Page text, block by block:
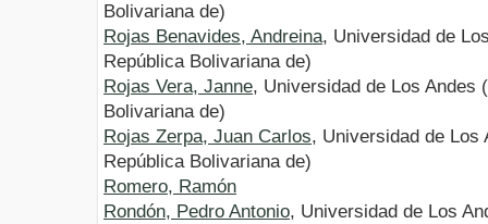
Bolivariana de)
Rojas Benavides, Andreina, Universidad de
República Bolivariana de)
Rojas Vera, Janne, Universidad de Los Andes
Bolivariana de)
Rojas Zerpa, Juan Carlos, Universidad de Los
República Bolivariana de)
Romero, Ramón
Rondón, Pedro Antonio, Universidad de Los